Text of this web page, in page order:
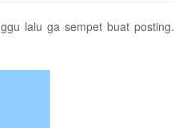
lalu ga sempet buat posting.